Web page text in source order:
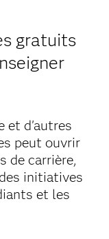
gratuits
et d'autres
peut ouvrir
de carrière,
initiatives
et les